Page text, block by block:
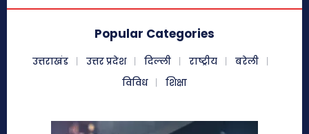
Popular Categories
उत्तराखंड उत्तर प्रदेश दिल्ली राष्ट्रीय
बरेली
विविध
शिक्षा